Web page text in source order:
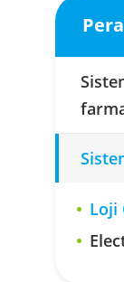
Loji